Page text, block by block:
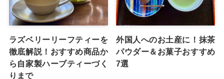
ラズベリーリーフティーを
徹底解説！おすすめ商品か
ら自家製ハーブティーづく
りまで
外国人へのお土産に！抹茶
パウダー＆お菓子おすすめ
7選